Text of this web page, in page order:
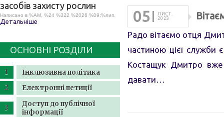
засобів захисту рослин
Написано в %AM, %24 %322 %2026 %09:%лип.
Детальніше
ОСНОВНІ РОЗДІЛИ
Інклюзивна політика
Електронні петиції
Доступ до публічної
інформації
05
ЛИСТ.
2023
Радо вітаємо отця
частиною цієї служби
Костащук Дмитро вже
давати…